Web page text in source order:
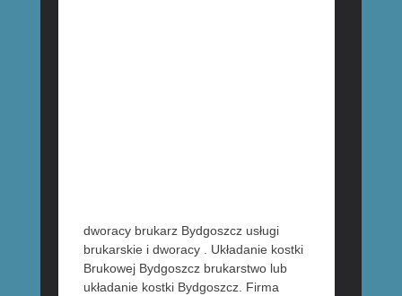
dworacy brukarz Bydgoszcz usługi
brukarskie i dworacy . Układanie kostki
Brukowej Bydgoszcz brukarstwo lub
układanie kostki Bydgoszcz. Firma